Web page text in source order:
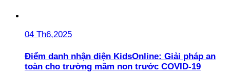
04 Th6,2025
Điểm danh nhận diện KidsOnline: Giải pháp an
toàn cho trường mầm non trước COVID-19